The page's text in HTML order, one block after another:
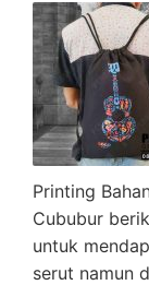
Printing
Cububur
untuk
serut namun